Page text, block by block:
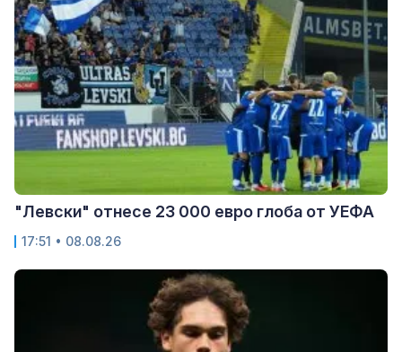
"Левски" отнесе 23 000 евро глоба от УЕФА
17:51 • 08.08.26